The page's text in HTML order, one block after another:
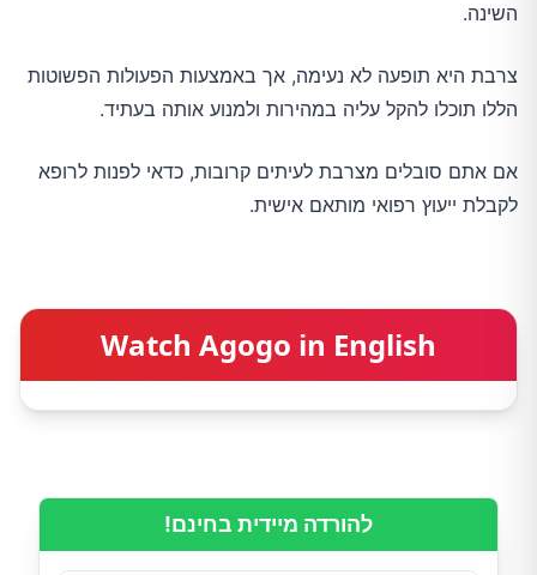
השינה.
צרבת היא תופעה לא נעימה, אך באמצעות הפעולות הפשוטות
הללו תוכלו להקל עליה במהירות ולמנוע אותה בעתיד.
אם אתם סובלים מצרבת לעיתים קרובות, כדאי לפנות לרופא
לקבלת ייעוץ רפואי מותאם אישית.
Watch Agogo in English
להורדה מיידית בחינם!